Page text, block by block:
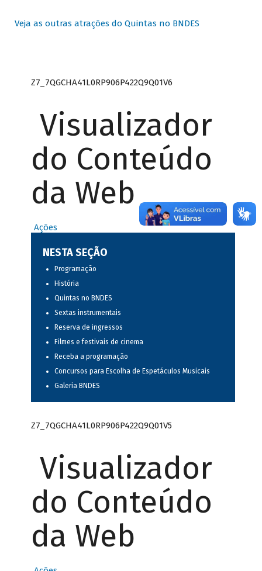
Veja as outras atrações do Quintas no BNDES
Z7_7QGCHA41L0RP906P422Q9Q01V6
Visualizador
do Conteúdo
da Web
Ações
NESTA SEÇÃO
Programação
História
Quintas no BNDES
Sextas instrumentais
Reserva de ingressos
Filmes e festivais de cinema
Receba a programação
Concursos para Escolha de Espetáculos Musicais
Galeria BNDES
Z7_7QGCHA41L0RP906P422Q9Q01V5
Visualizador
do Conteúdo
da Web